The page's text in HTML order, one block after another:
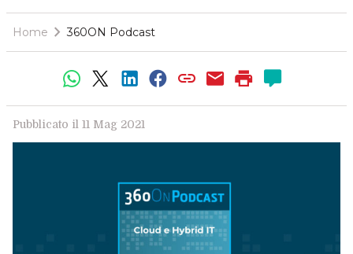
Home 360ON Podcast
Pubblicato il 11 Mag 2021